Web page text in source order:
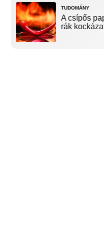
TUDOMÁNY
A csípős
rák